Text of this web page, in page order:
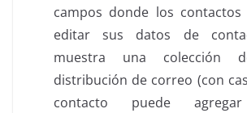
campos donde los
editar sus datos de
muestra una colección
distribución de correo (con
contacto puede